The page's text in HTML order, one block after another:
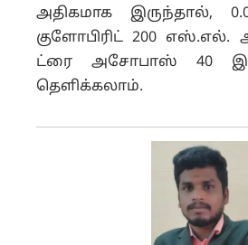
அதிகமாக இருந்தால்,
குளோபிரிட் 200 எஸ்.எல்.
ட்ரை அசோபாஸ் 40
தெளிக்கலாம்.